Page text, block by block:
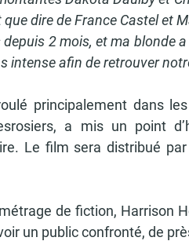
dire de France Castel et
2 mois, et ma blonde
afin de retrouver
principalement dans
a mis un point
Le film sera distribué
de fiction, Harrison
un public confronté, de